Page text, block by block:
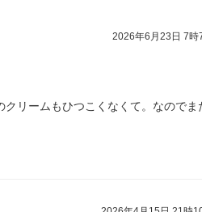
2026年6月23日 7時
リームもひつこくなくて。なのでま